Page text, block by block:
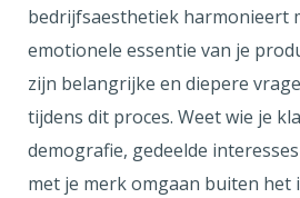
bedrijfsaesthetiek harmonieert
emotionele essentie van je
zijn belangrijke en diepere
tijdens dit proces. Weet wie je
demografie, gedeelde
met je merk omgaan buiten het